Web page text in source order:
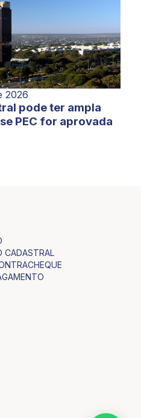
2026
pode ter ampla
PEC for aprovada
CADASTRAL